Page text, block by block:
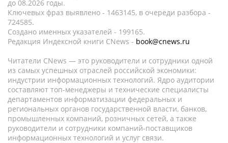
до 08.2026 годы.
Ключевых фраз выявлено - 1463145, в очереди разбора -
724585.
Создано именных указателей - 199165.
Редакция Индексной книги CNews - book@cnews.ru
Читатели CNews — это руководители и сотрудники одной
из самых успешных отраслей российской экономики:
индустрии информационных технологий. Ядро аудитории
составляют топ-менеджеры и технические специалисты
департаментов информатизации федеральных и
региональных органов государственной власти, банков,
промышленных компаний, розничных сетей, а также
руководители и сотрудники компаний-поставщиков
информационных технологий и услуг связи.